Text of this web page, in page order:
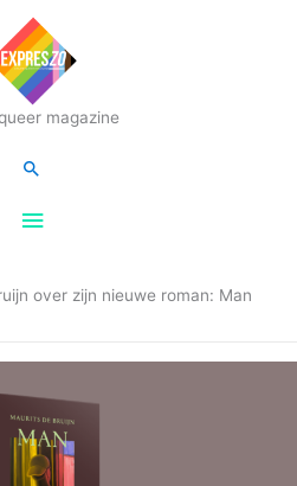
magazine
Hoofdmenu
Zoeken
over zijn nieuwe roman: Man